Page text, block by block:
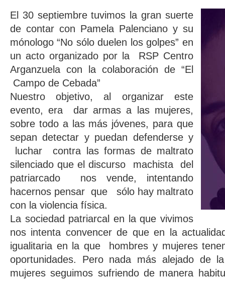
El 30 septiembre tuvimos la gran suerte
de contar con Pamela Palenciano y su
mónologo “No sólo duelen los golpes” en
un acto organizado por la RSP Centro
Arganzuela con la colaboración de “El
Campo de Cebada”
Nuestro objetivo, al organizar este
evento, era dar armas a las mujeres,
sobre todo a las más jóvenes, para que
sepan detectar y puedan defenderse y
luchar contra las formas de maltrato
silenciado que el discurso machista del
patriarcado nos vende, intentando
hacernos pensar que sólo hay maltrato
con la violencia física.
La sociedad patriarcal en la que vivimos
nos intenta convencer de que en la
igualitaria en la que hombres y mujeres
oportunidades. Pero nada más alejado
mujeres seguimos sufriendo de manera